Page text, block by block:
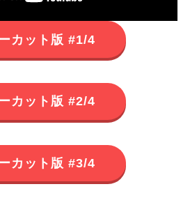
カット版 #1/4
カット版 #2/4
カット版 #3/4